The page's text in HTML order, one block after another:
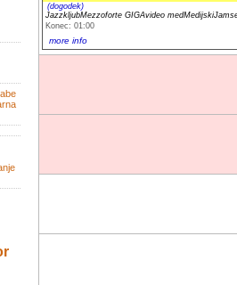
(dogodek)
JazzkljubMezzoforte GIGAvideo
Konec: 01:00
more info